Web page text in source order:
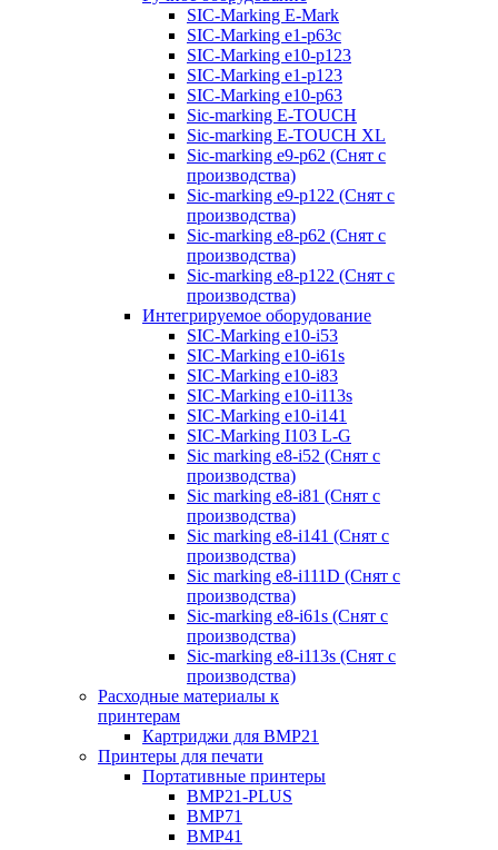
SIC-Marking E-Mark
SIC-Marking e1-p63с
SIC-Marking e10-p123
SIC-Marking e1-p123
SIC-Marking e10-p63
Sic-marking E-TOUCH
Sic-marking E-TOUCH XL
Sic-marking e9-p62 (Снят с
производства)
Sic-marking e9-p122 (Снят с
производства)
Sic-marking e8-p62 (Снят с
производства)
Sic-marking e8-p122 (Снят с
производства)
Интегрируемое оборудование
SIC-Marking e10-i53
SIC-Marking e10-i61s
SIC-Marking e10-i83
SIC-Marking e10-i113s
SIC-Marking e10-i141
SIC-Marking I103 L-G
Sic marking e8-i52 (Снят с
производства)
Sic marking e8-i81 (Снят с
производства)
Sic marking e8-i141 (Снят с
производства)
Sic marking e8-i111D (Снят с
производства)
Sic-marking e8-i61s (Снят с
производства)
Sic-marking e8-i113s (Снят с
производства)
Расходные материалы к
принтерам
Картриджи для BMP21
Принтеры для печати
Портативные принтеры
BMP21-PLUS
BMP71
BMP41